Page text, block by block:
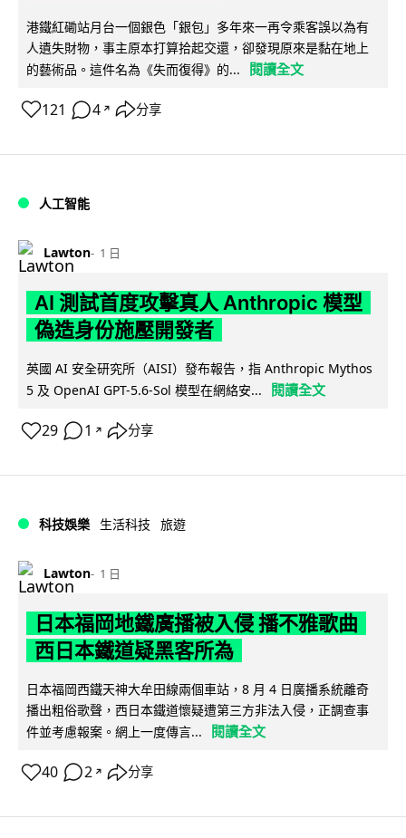
港鐵紅磡站月台一個銀色「銀包」多年來一再令乘客誤以為有
人遺失財物，事主原本打算拾起交還，卻發現原來是黏在地上
的藝術品。這件名為《失而復得》的...
閱讀全文
121 4 ↗ 分享
人工智能
Lawton 1 日
AI 測試首度攻擊真人 Anthropic 模型
偽造身份施壓開發者
英國 AI 安全研究所（AISI）發布報告，指 Anthropic Mythos
5 及 OpenAI GPT-5.6-Sol 模型在網絡安...
閱讀全文
29 1 ↗ 分享
科技娛樂 生活科技 旅遊
Lawton 1 日
日本福岡地鐵廣播被入侵 播不雅歌曲
西日本鐵道疑黑客所為
日本福岡西鐵天神大牟田線兩個車站，8 月 4 日廣播系統離奇
播出粗俗歌聲，西日本鐵道懷疑遭第三方非法入侵，正調查事
件並考慮報案。網上一度傳言...
閱讀全文
40 2 ↗ 分享